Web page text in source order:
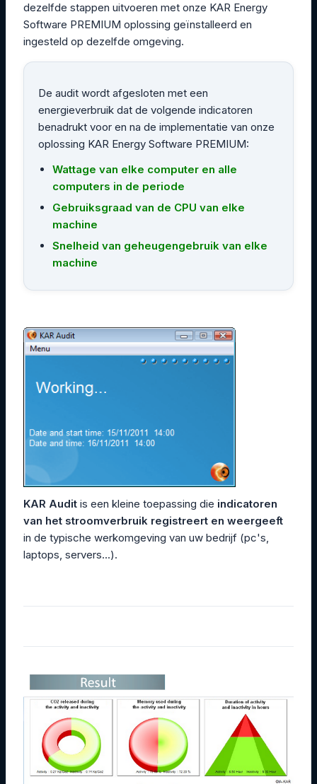
dezelfde stappen uitvoeren met onze KAR Energy
Software PREMIUM oplossing geïnstalleerd en
ingesteld op dezelfde omgeving.
De audit wordt afgesloten met een
energieverbruik dat de volgende indicatoren
benadrukt voor en na de implementatie van onze
oplossing KAR Energy Software PREMIUM:
Wattage van elke computer en alle
computers in de periode
Gebruiksgraad van de CPU van elke
machine
Snelheid van geheugengebruik van elke
machine
KAR Audit is een kleine toepassing die indicatoren
van het stroomverbruik registreert en weergeeft
in de typische werkomgeving van uw bedrijf (pc's,
laptops, servers...).